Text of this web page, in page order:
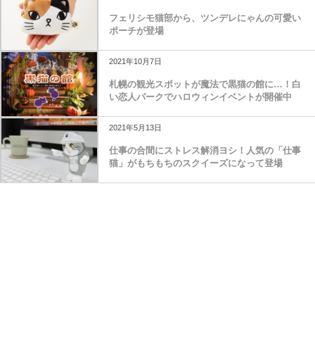
フェリシモ猫部から、ツンデレにゃんの可愛い
ポーチが登場
2021年10月7日
札幌の観光スポットが魔法で黒猫の館に…！白
い恋人パークでハロウィンイベントが開催中
2021年5月13日
仕事の合間にストレス解消ヨシ！人気の「仕事
猫」がもちもちのスクイーズになって登場